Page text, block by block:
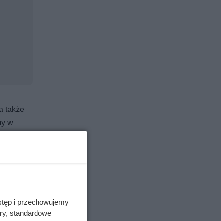
także
w
oraz
i przechowujemy
standardowe